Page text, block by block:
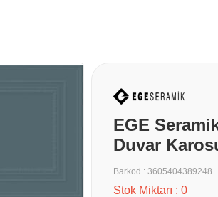
EGE
Duvar
Barkod : 3605404389248
Stok Miktarı : 0